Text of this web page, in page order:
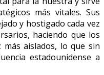
más vitales. Sus
y hostigado cada vez
haciendo que los
más aislados, lo que sin
estadounidense a